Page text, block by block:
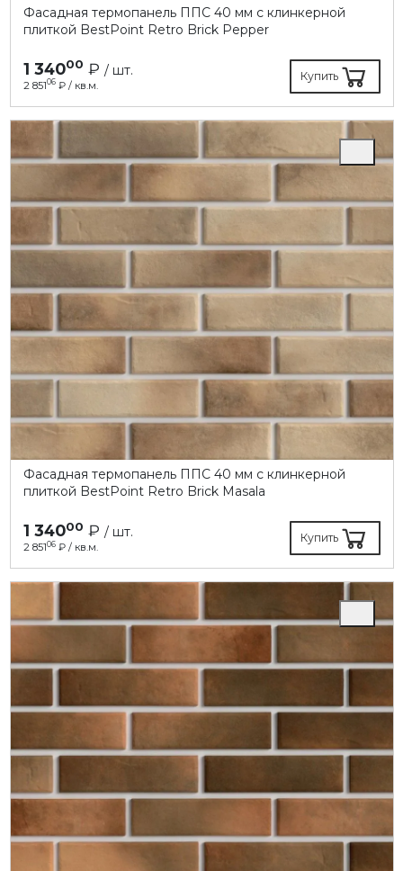
Фасадная термопанель ППC 40 мм с клинкерной
плиткой BestPoint Retro Brick Pepper
1 34000 ₽ / шт.
2 85106₽ / кв.м.
Купить
Фасадная термопанель ППC 40 мм с клинкерной
плиткой BestPoint Retro Brick Masala
1 34000 ₽ / шт.
2 85106₽ / кв.м.
Купить